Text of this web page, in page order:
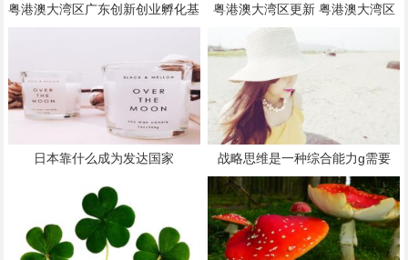
粤港澳大湾区广东创新创业孵化基
粤港澳大湾区更新 粤港澳大湾区
板块12月19日涨
日本靠什么成为发达国家 战略思维是一种综合能力g需要